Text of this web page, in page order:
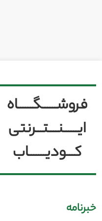
فروشــــــگــــــاه
ایــــــنــــتـــرنتی
کـــودیـــــــاب
خبرنامه